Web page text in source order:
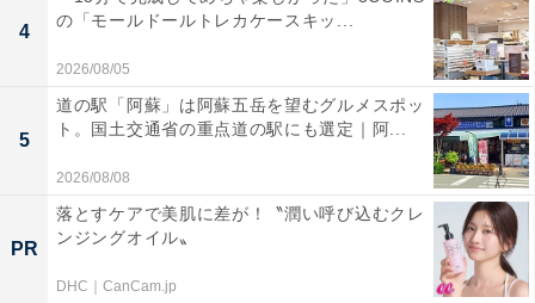
後もぽかぽかが続きました。塩化物泉特有の温まり
の良さを実感できるお風呂だと思います。
檜の香りが心地よい「さくら」の露天風呂で、ゆっ
くりと外気浴を楽しみました。水風呂は源泉そのま
まとのことで、キリッと引き締まる感覚が気持ちよ
かったです。
4
の「モールドールトレカケースキッ...
2026/08/05
5
道の駅「阿蘇」は阿蘇五岳を望むグルメスポッ
ト。国土交通省の重点道の駅にも選定｜阿...
2026/08/08
PR
落とすケアで美肌に差が！〝潤い呼び込むクレ
ンジングオイル〟
DHC｜CanCam.jp